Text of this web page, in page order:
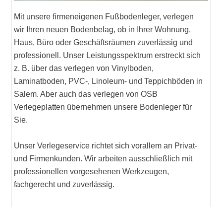
Mit unsere firmeneigenen Fußbodenleger, verlegen
wir Ihren neuen Bodenbelag, ob in Ihrer Wohnung,
Haus, Büro oder Geschäftsräumen zuverlässig und
professionell. Unser Leistungsspektrum erstreckt sich
z. B. über das verlegen von Vinylboden,
Laminatboden, PVC-, Linoleum- und Teppichböden in
Salem. Aber auch das verlegen von OSB
Verlegeplatten übernehmen unsere Bodenleger für
Sie.
Unser Verlegeservice richtet sich vorallem an Privat-
und Firmenkunden. Wir arbeiten ausschließlich mit
professionellen vorgesehenen Werkzeugen,
fachgerecht und zuverlässig.